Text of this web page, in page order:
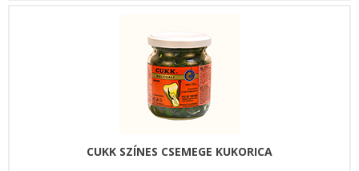
CUKK SZÍNES CSEMEGE KUKORICA